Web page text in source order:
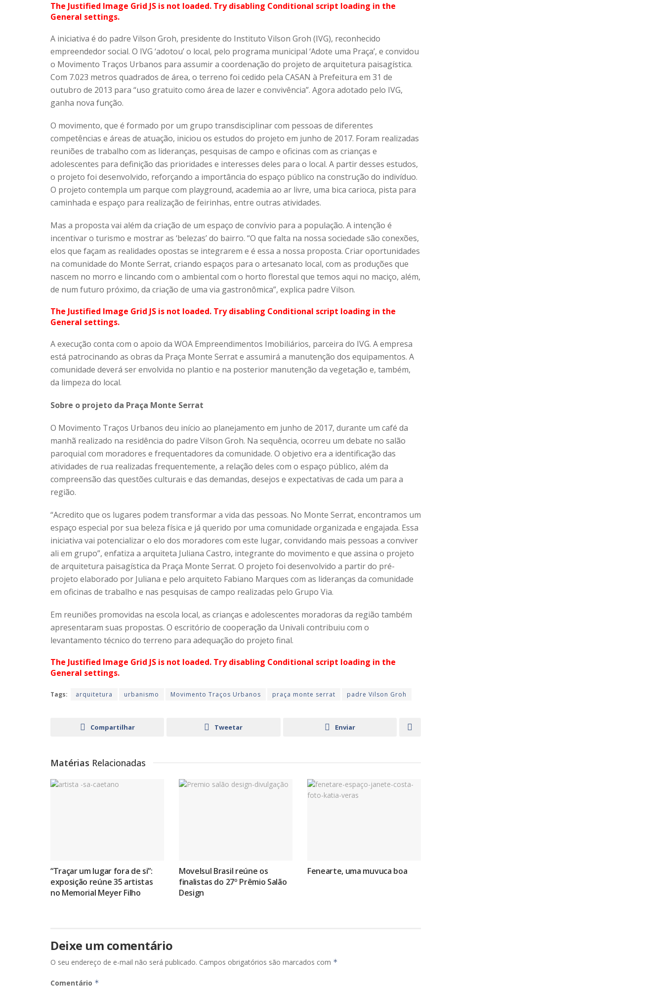
The Justified Image Grid JS is not loaded. Try disabling Conditional script loading in the
General settings.
A iniciativa é do padre Vilson Groh, presidente do Instituto Vilson Groh (IVG), reconhecido
empreendedor social. O IVG ‘adotou’ o local, pelo programa municipal ‘Adote uma Praça’, e convidou
o Movimento Traços Urbanos para assumir a coordenação do projeto de arquitetura paisagística.
Com 7.023 metros quadrados de área, o terreno foi cedido pela CASAN à Prefeitura em 31 de
outubro de 2013 para “uso gratuito como área de lazer e convivência”. Agora adotado pelo IVG,
ganha nova função.
O movimento, que é formado por um grupo transdisciplinar com pessoas de diferentes
competências e áreas de atuação, iniciou os estudos do projeto em junho de 2017. Foram realizadas
reuniões de trabalho com as lideranças, pesquisas de campo e oficinas com as crianças e
adolescentes para definição das prioridades e interesses deles para o local. A partir desses estudos,
o projeto foi desenvolvido, reforçando a importância do espaço público na construção do indivíduo.
O projeto contempla um parque com playground, academia ao ar livre, uma bica carioca, pista para
caminhada e espaço para realização de feirinhas, entre outras atividades.
Mas a proposta vai além da criação de um espaço de convívio para a população. A intenção é
incentivar o turismo e mostrar as ‘belezas’ do bairro. “O que falta na nossa sociedade são conexões,
elos que façam as realidades opostas se integrarem e é essa a nossa proposta. Criar oportunidades
na comunidade do Monte Serrat, criando espaços para o artesanato local, com as produções que
nascem no morro e lincando com o ambiental com o horto florestal que temos aqui no maciço, além,
de num futuro próximo, da criação de uma via gastronômica”, explica padre Vilson.
The Justified Image Grid JS is not loaded. Try disabling Conditional script loading in the
General settings.
A execução conta com o apoio da WOA Empreendimentos Imobiliários, parceira do IVG. A empresa
está patrocinando as obras da Praça Monte Serrat e assumirá a manutenção dos equipamentos. A
comunidade deverá ser envolvida no plantio e na posterior manutenção da vegetação e, também,
da limpeza do local.
Sobre o projeto da Praça Monte Serrat
O Movimento Traços Urbanos deu início ao planejamento em junho de 2017, durante um café da
manhã realizado na residência do padre Vilson Groh. Na sequência, ocorreu um debate no salão
paroquial com moradores e frequentadores da comunidade. O objetivo era a identificação das
atividades de rua realizadas frequentemente, a relação deles com o espaço público, além da
compreensão das questões culturais e das demandas, desejos e expectativas de cada um para a
região.
“Acredito que os lugares podem transformar a vida das pessoas. No Monte Serrat, encontramos um
espaço especial por sua beleza física e já querido por uma comunidade organizada e engajada. Essa
iniciativa vai potencializar o elo dos moradores com este lugar, convidando mais pessoas a conviver
ali em grupo”, enfatiza a arquiteta Juliana Castro, integrante do movimento e que assina o projeto
de arquitetura paisagística da Praça Monte Serrat. O projeto foi desenvolvido a partir do pré-
projeto elaborado por Juliana e pelo arquiteto Fabiano Marques com as lideranças da comunidade
em oficinas de trabalho e nas pesquisas de campo realizadas pelo Grupo Via.
Em reuniões promovidas na escola local, as crianças e adolescentes moradoras da região também
apresentaram suas propostas. O escritório de cooperação da Univali contribuiu com o
levantamento técnico do terreno para adequação do projeto final.
The Justified Image Grid JS is not loaded. Try disabling Conditional script loading in the
General settings.
Tags: arquitetura urbanismo Movimento Traços Urbanos praça monte serrat padre Vilson Groh
Compartilhar Tweetar Enviar
Matérias Relacionadas
“Traçar um lugar fora de si”:
exposição reúne 35 artistas
no Memorial Meyer Filho
Movelsul Brasil reúne os
finalistas do 27º Prêmio Salão
Design
Fenearte, uma muvuca boa
Deixe um comentário
O seu endereço de e-mail não será publicado. Campos obrigatórios são marcados com *
Comentário *